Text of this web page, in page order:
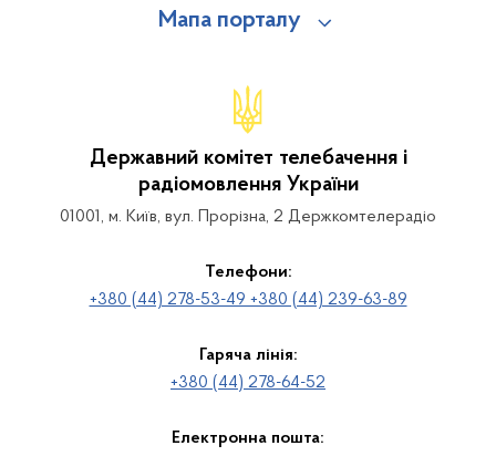
Мапа порталу
Державний комітет телебачення і
радіомовлення України
01001, м. Київ, вул. Прорізна, 2 Держкомтелерадіо
Телефони:
+380 (44) 278-53-49 +380 (44) 239-63-89
Гаряча лінія:
+380 (44) 278-64-52
Електронна пошта: